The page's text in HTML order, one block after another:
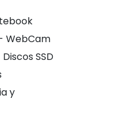
WebCam
SSD
y